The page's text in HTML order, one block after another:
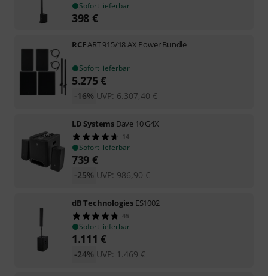
Sofort lieferbar
398 €
RCFART 915/18 AX Power Bundle
Sofort lieferbar
5.275€
UVP: 6.307,40 €
-16%
LD Systems Dave 10 G4X
14
Sofort lieferbar
739 €
UVP: 986,90 €
-25%
dB Technologies ES1002
45
Sofort lieferbar
1.111 €
UVP: 1.469 €
-24%